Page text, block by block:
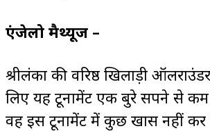
एंजेलो मैथ्यूज –
श्रीलंका की वरिष्ठ खिलाड़ी
लिए यह टूर्नामेंट एक बुरे सपने से कम
वह इस टूर्नामेंट में कुछ खास नहीं